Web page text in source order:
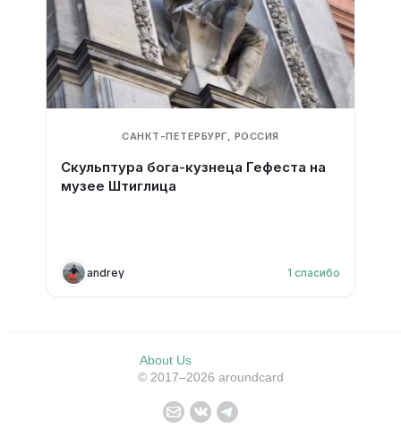
САНКТ-ПЕТЕРБУРГ, РОССИЯ
Скульптура бога-кузнеца Гефеста на
музее Штиглица
andrey 1 спасибо
About Us
© 2017–2026 aroundcard